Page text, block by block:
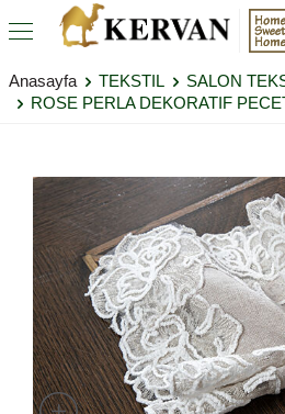
Anasayfa TEKSTIL SALON
ROSE PERLA DEKORATIF